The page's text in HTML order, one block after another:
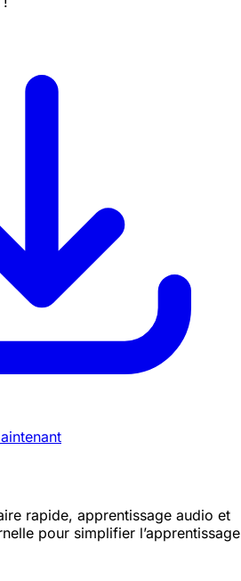
rapide, apprentissage audio et
pour simplifier l’apprentissage